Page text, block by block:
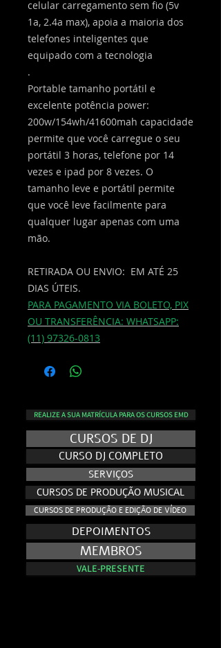
celular carregamento sem fio (5v
1a, 2.4a max), apoia a maioria dos
telefones inteligentes que
equipado com a tecnologia
.
Portable tamanho portátil e
excelente potência power:
200w/154wh/41600mah capacidade
permite que você carregue o seu
portátil 3 horas, telefone por 14
vezes e ipad por 8 vezes. O
tamanho leve e portátil permite
que você leve facilmente para
qualquer lugar apenas com uma
mão.
RETIRADA OU ENVIO: EM ATÉ 25
DIAS ÚTEIS.
PARA PAGAMENTO VIA BOLETO, PIX
OU TRANSFERÊNCIA: WHATSAPP:
(11) 97326-0813
REALIZE A SUA MATRÍCULA PARA OS CURSOS EMD
CURSOS DE DJ
CURSO DJ COMPLETO
SERVIÇOS
CURSOS DE PRODUÇÃO MUSICAL
CURSOS DE PRODUÇÃO E EDIÇÃO DE VÍDEO
DEPOIMENTOS
MEMBROS
VALE-PRESENTE